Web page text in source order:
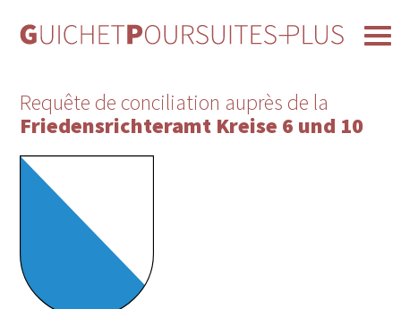
Requête de conciliation auprès de la
Friedensrichteramt Kreise 6 und 10